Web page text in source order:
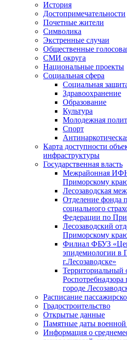
История
Достопримечательности
Почетные жители
Символика
Экстренные случаи
Общественные
СМИ округа
Национальные проекты
Социальная сфера
Социальная
Здравоохранение
Образование
Культура
Молодежная
Спорт
Карта доступности
инфраструктуры
Государственная власть
Межрайонная
Приморскому
Лесозаводская
Отделение фонда
социального
Федерации по
Лесозаводский
Приморскому
Филиал ФБУЗ
эпидемиологии в
г.Лесозаводске»
Территориальный
городе
Расписание
Градостроительство
Открытые данные
Памятные даты
Информация о